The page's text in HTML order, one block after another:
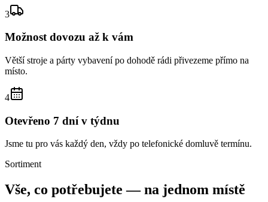
3
Možnost dovozu až k vám
Větší stroje a párty vybavení po dohodě rádi přivezeme přímo na
místo.
4
Otevřeno 7 dní v týdnu
Jsme tu pro vás každý den, vždy po telefonické domluvě termínu.
Sortiment
Vše, co potřebujete — na jednom místě